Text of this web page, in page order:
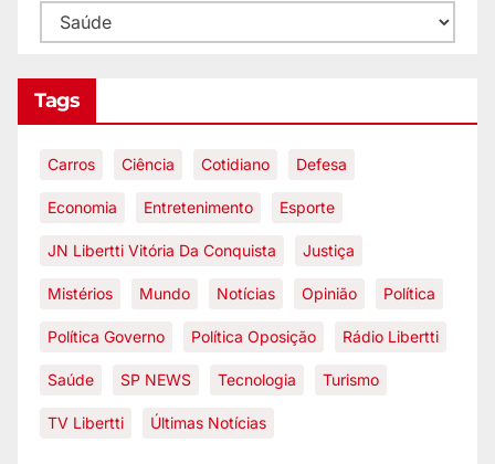
Tags
Carros Ciência Cotidiano Defesa
Economia Entretenimento Esporte
JN Libertti Vitória Da Conquista Justiça
Mistérios Mundo Notícias Opinião Política
Política Governo Política Oposição Rádio Libertti
Saúde SP NEWS Tecnologia Turismo
TV Libertti Últimas Notícias